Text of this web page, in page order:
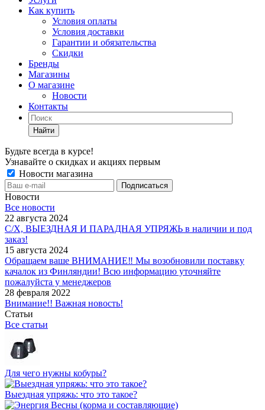
Как купить
Условия оплаты
Условия доставки
Гарантии и обязательства
Скидки
Бренды
Магазины
О магазине
Новости
Контакты
Найти
Будьте всегда в курсе!
Узнавайте о скидках и акциях первым
Новости магазина
Новости
Все новости
22 августа 2024
С/Х, ВЫЕЗДНАЯ И ПАРАДНАЯ УПРЯЖЬ в наличии и под
заказ!
15 августа 2024
Обращаем ваше ВНИМАНИЕ‼ Мы возобновили поставку
качалок из Финляндии! Всю информацию уточняйте
пожалуйста у менеджеров
28 февраля 2022
Внимание!! Важная новость!
Статьи
Все статьи
Для чего нужны кобуры?
Выездная упряжь: что это такое?